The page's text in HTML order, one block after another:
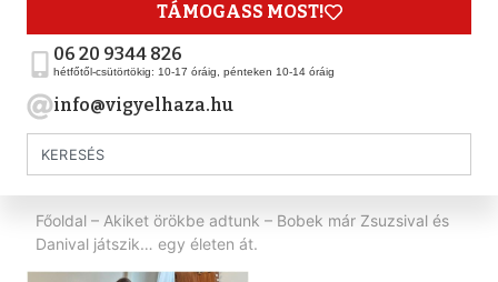
TÁMOGASS MOST!
06 20 9344 826
hétfőtől-csütörtökig: 10-17 óráig, pénteken 10-14 óráig
info@vigyelhaza.hu
Főoldal – Akiket örökbe adtunk – Bobek már Zsuzsival és
Danival játszik… egy életen át.